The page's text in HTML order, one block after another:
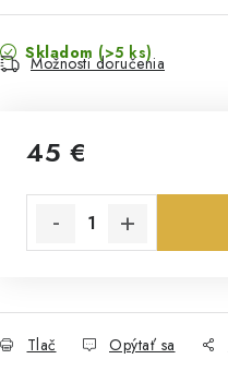
Skladom (>5 ks)
Možnosti doručenia
45 €
Tlač Opýtať sa